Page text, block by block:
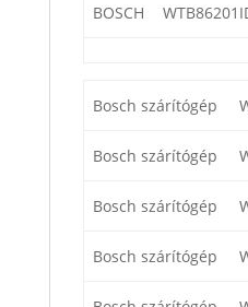
BOSCH
Bosch szárítógép
Bosch szárítógép
Bosch szárítógép
Bosch szárítógép